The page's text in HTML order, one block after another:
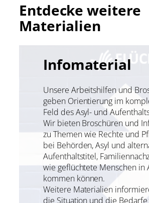
Entdecke weitere
Materialien
Infomaterial
Unsere Arbeitshilfen und
geben Orientierung im
Feld des Asyl- und
Wir bieten Broschüren und
zu Themen wie Rechte und
bei Behörden, Asyl und
Aufenthaltstitel,
wie geflüchtete Menschen in
kommen können.
Weitere Materialien
die Situation und die Bedarfe